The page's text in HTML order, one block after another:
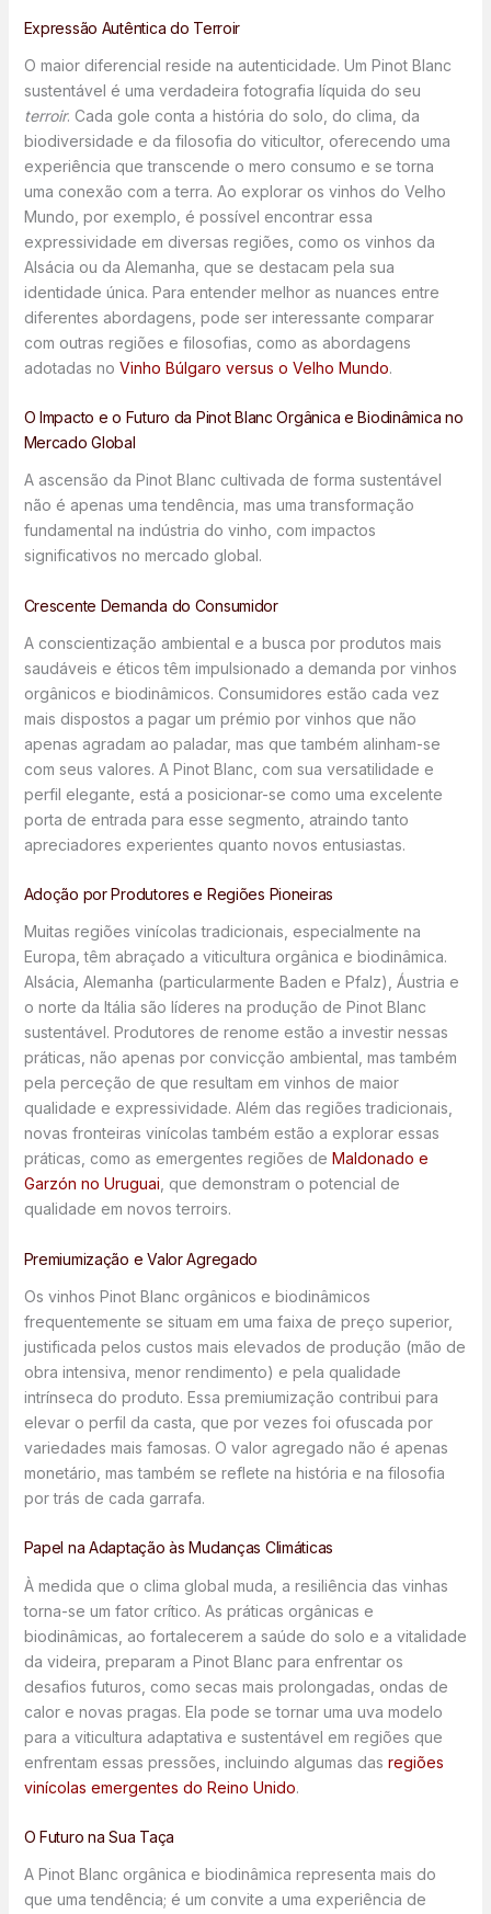
Expressão Autêntica do Terroir
O maior diferencial reside na autenticidade. Um Pinot Blanc
sustentável é uma verdadeira fotografia líquida do seu
terroir. Cada gole conta a história do solo, do clima, da
biodiversidade e da filosofia do viticultor, oferecendo uma
experiência que transcende o mero consumo e se torna
uma conexão com a terra. Ao explorar os vinhos do Velho
Mundo, por exemplo, é possível encontrar essa
expressividade em diversas regiões, como os vinhos da
Alsácia ou da Alemanha, que se destacam pela sua
identidade única. Para entender melhor as nuances entre
diferentes abordagens, pode ser interessante comparar
com outras regiões e filosofias, como as abordagens
adotadas no Vinho Búlgaro versus o Velho Mundo.
O Impacto e o Futuro da Pinot Blanc Orgânica e Biodinâmica no
Mercado Global
A ascensão da Pinot Blanc cultivada de forma sustentável
não é apenas uma tendência, mas uma transformação
fundamental na indústria do vinho, com impactos
significativos no mercado global.
Crescente Demanda do Consumidor
A conscientização ambiental e a busca por produtos mais
saudáveis e éticos têm impulsionado a demanda por vinhos
orgânicos e biodinâmicos. Consumidores estão cada vez
mais dispostos a pagar um prémio por vinhos que não
apenas agradam ao paladar, mas que também alinham-se
com seus valores. A Pinot Blanc, com sua versatilidade e
perfil elegante, está a posicionar-se como uma excelente
porta de entrada para esse segmento, atraindo tanto
apreciadores experientes quanto novos entusiastas.
Adoção por Produtores e Regiões Pioneiras
Muitas regiões vinícolas tradicionais, especialmente na
Europa, têm abraçado a viticultura orgânica e biodinâmica.
Alsácia, Alemanha (particularmente Baden e Pfalz), Áustria e
o norte da Itália são líderes na produção de Pinot Blanc
sustentável. Produtores de renome estão a investir nessas
práticas, não apenas por convicção ambiental, mas também
pela perceção de que resultam em vinhos de maior
qualidade e expressividade. Além das regiões tradicionais,
novas fronteiras vinícolas também estão a explorar essas
práticas, como as emergentes regiões de Maldonado e
Garzón no Uruguai, que demonstram o potencial de
qualidade em novos terroirs.
Premiumização e Valor Agregado
Os vinhos Pinot Blanc orgânicos e biodinâmicos
frequentemente se situam em uma faixa de preço superior,
justificada pelos custos mais elevados de produção (mão de
obra intensiva, menor rendimento) e pela qualidade
intrínseca do produto. Essa premiumização contribui para
elevar o perfil da casta, que por vezes foi ofuscada por
variedades mais famosas. O valor agregado não é apenas
monetário, mas também se reflete na história e na filosofia
por trás de cada garrafa.
Papel na Adaptação às Mudanças Climáticas
À medida que o clima global muda, a resiliência das vinhas
torna-se um fator crítico. As práticas orgânicas e
biodinâmicas, ao fortalecerem a saúde do solo e a vitalidade
da videira, preparam a Pinot Blanc para enfrentar os
desafios futuros, como secas mais prolongadas, ondas de
calor e novas pragas. Ela pode se tornar uma uva modelo
para a viticultura adaptativa e sustentável em regiões que
enfrentam essas pressões, incluindo algumas das regiões
vinícolas emergentes do Reino Unido.
O Futuro na Sua Taça
A Pinot Blanc orgânica e biodinâmica representa mais do
que uma tendência; é um convite a uma experiência de